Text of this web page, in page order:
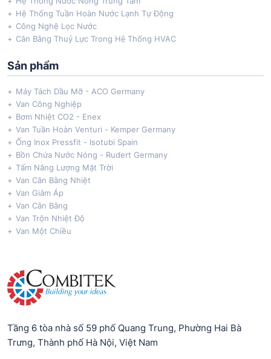
Hệ Thống Tuần Hoàn Nước Lạnh Tự Động
Công Nghệ Lọc Nước
Cân Bằng Thuỷ Lực Trong Hệ Thống HVAC
Sản phẩm
Máy Tách Dầu Mỡ - ACO Germany
Van Công Nghiệp
Bơm Nhiệt CO2 - Enex
Van Tuần Hoàn Venturi - Kemper Germany
Ống Inox Pressfit - Isotubi Spain
Bồn Chứa Nước Nóng - Rudert Germany
Tấm Năng Lượng Mặt Trời
Van Cân Bằng Nhiệt
Van Giảm Áp
Van Cân Bằng
Van Trộn Nhiệt Độ
Van Một Chiều
Tầng 6 tòa nhà số 59 phố Quang Trung, Phường Hai Bà
Trưng, Thành phố Hà Nội, Việt Nam